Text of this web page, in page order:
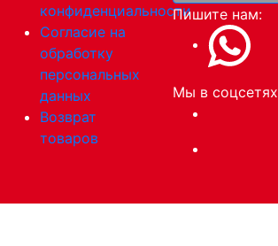
конфиденциальности
Согласие на
обработку
персональных
данных
Возврат
товаров
Пишите нам:
Мы в соцсетях